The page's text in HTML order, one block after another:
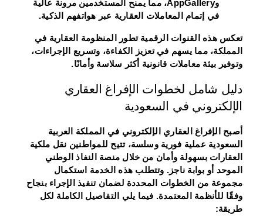
وAppGallery، مما يمنح المستخدمين مرونة عالية
في إتمام المعاملات العقارية عبر هواتفهم الذكية.
تعكس هذه القنوات الرقمية تطور المنظومة العقارية في
المملكة، مما يسهم في تعزيز الكفاءة، وتسريع الإجراءات،
وتوفير بيئة معاملات قانونية أكثر سلاسة وأمانًا.
دليل شامل لخطوات الإفراغ العقاري
الإلكتروني في السعودية
أصبح الإفراغ العقاري الإلكتروني في المملكة العربية
السعودية عملية فورية وسلسة، تتيح للمواطنين نقل ملكية
العقارات بسهولة وأمان من خلال منصة النفاذ الوطني
الموحد أو بوابة ناجز. وتتطلب هذه الخدمة استكمال
مجموعة من الخطوات المحددة لضمان تنفيذ الإجراء بنجاح
وفقًا للأنظمة المعتمدة. فيما يلي التفاصيل الكاملة لكل
طريقة: